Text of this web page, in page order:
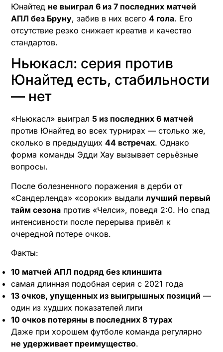
Юнайтед не выиграл 6 из 7 последних матчей
АПЛ без Бруну, забив в них всего 4 гола. Его
отсутствие резко снижает креатив и качество
стандартов.
Ньюкасл: серия против
Юнайтед есть, стабильности
— нет
«Ньюкасл» выиграл 5 из последних 6 матчей
против Юнайтед во всех турнирах — столько же,
сколько в предыдущих 44 встречах. Однако
форма команды Эдди Хау вызывает серьёзные
вопросы.
После болезненного поражения в дерби от
«Сандерленда» «сороки» выдали лучший первый
тайм сезона против «Челси», поведя 2:0. Но спад
интенсивности после перерыва привёл к
очередной потере очков.
Факты:
10 матчей АПЛ подряд без клиншита
самая длинная подобная серия с 2021 года
13 очков, упущенных из выигрышных позиций —
один из худших показателей лиги
10 очков потеряны в последних 8 турах
Даже при хорошем футболе команда регулярно
не удерживает преимущество.